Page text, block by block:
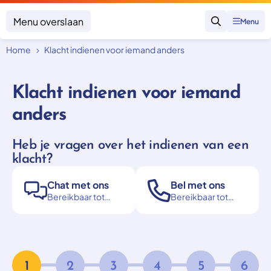
Menu overslaan
Zoeken
Menu
Onderwerpen
Zorgverzekering afsluiten
Vergoeding van zorg
Zorg in het buitenland
Nieuw in Nederland
Focus en impact
Uitspraken
Trainingen
Over SKGZ
Vacatures
Home Klacht indienen voor iemand anders
Klacht indienen voor iemand
anders
Heb je vragen over het indienen van een
klacht?
Chat met ons
Bereikbaar tot
Bel met ons
Bereikbaar tot
1 2 3 4 5 6